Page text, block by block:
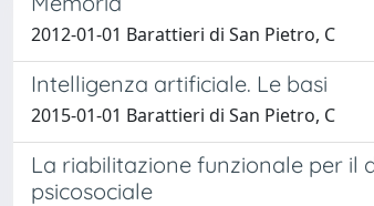
2012-01-01 Barattieri di San Pietro, C
Intelligenza artificiale. Le basi
2015-01-01 Barattieri di San Pietro, C
La riabilitazione funzionale per il
psicosociale